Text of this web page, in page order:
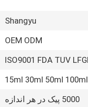
Shangyu
OEM ODM
ISO9001 FDA TUV
15ml 30ml 50ml 100ml
5000 پیک در هر اندازه